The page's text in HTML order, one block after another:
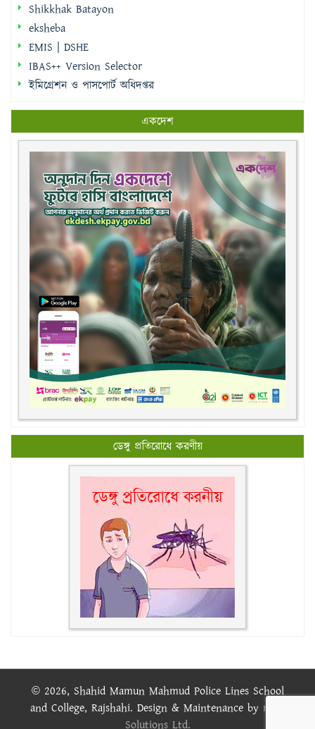
Shikkhak Batayon
eksheba
EMIS | DSHE
IBAS++ Version Selector
ইমিগ্রেশন ও পাসপোর্ট অধিদপ্তর
একদেশ
ডেঙ্গু প্রতিরোধে করণীয়
© 2026, Shahid Mamun Mahmud Police Lines School
and College, Rajshahi. Design & Maintenance by rajIT
Solutions Ltd.